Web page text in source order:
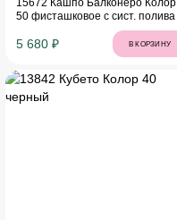
15672 Кашпо Балконеро Колор
50 фисташковое с сист. полива
5 680 ₽ В КОРЗИНУ